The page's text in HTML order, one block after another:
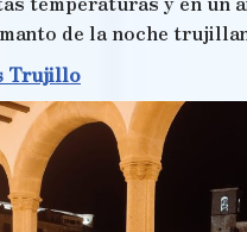
de la noche
Trujillo